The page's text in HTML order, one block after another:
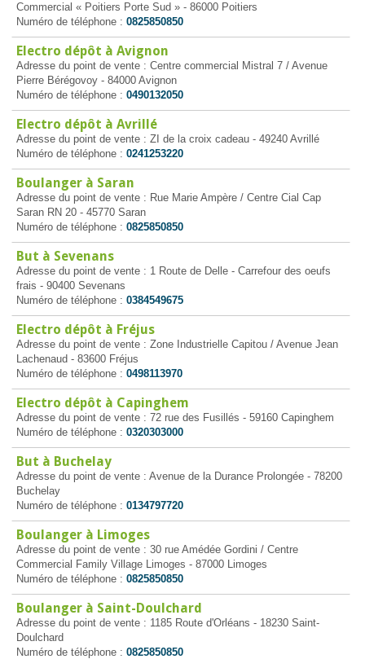
Commercial « Poitiers Porte Sud » - 86000 Poitiers
Numéro de téléphone : 0825850850
Electro dépôt à Avignon
Adresse du point de vente : Centre commercial Mistral 7 / Avenue
Pierre Bérégovoy - 84000 Avignon
Numéro de téléphone : 0490132050
Electro dépôt à Avrillé
Adresse du point de vente : ZI de la croix cadeau - 49240 Avrillé
Numéro de téléphone : 0241253220
Boulanger à Saran
Adresse du point de vente : Rue Marie Ampère / Centre Cial Cap
Saran RN 20 - 45770 Saran
Numéro de téléphone : 0825850850
But à Sevenans
Adresse du point de vente : 1 Route de Delle - Carrefour des oeufs
frais - 90400 Sevenans
Numéro de téléphone : 0384549675
Electro dépôt à Fréjus
Adresse du point de vente : Zone Industrielle Capitou / Avenue Jean
Lachenaud - 83600 Fréjus
Numéro de téléphone : 0498113970
Electro dépôt à Capinghem
Adresse du point de vente : 72 rue des Fusillés - 59160 Capinghem
Numéro de téléphone : 0320303000
But à Buchelay
Adresse du point de vente : Avenue de la Durance Prolongée - 78200
Buchelay
Numéro de téléphone : 0134797720
Boulanger à Limoges
Adresse du point de vente : 30 rue Amédée Gordini / Centre
Commercial Family Village Limoges - 87000 Limoges
Numéro de téléphone : 0825850850
Boulanger à Saint-Doulchard
Adresse du point de vente : 1185 Route d'Orléans - 18230 Saint-
Doulchard
Numéro de téléphone : 0825850850